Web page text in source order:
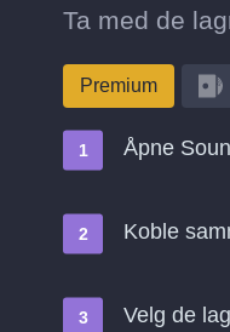
Ta med de
Premium
Åpne
Koble
Velg de